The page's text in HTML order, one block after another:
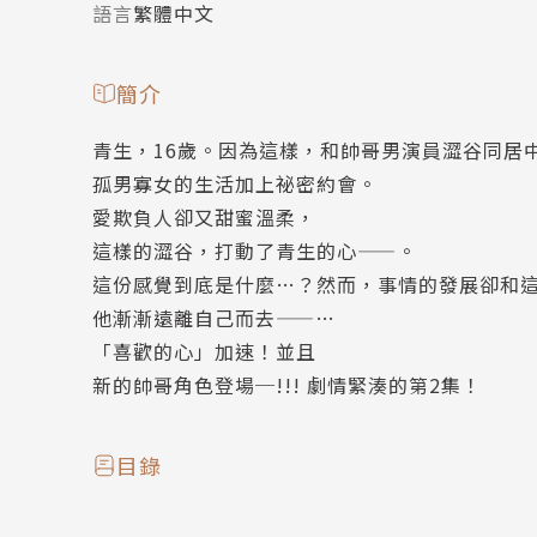
語言繁體中文
簡介
青生，16歲。因為這樣，和帥哥男演員澀谷同居
孤男寡女的生活加上祕密約會。
愛欺負人卻又甜蜜溫柔，
這樣的澀谷，打動了青生的心——。
這份感覺到底是什麼…？然而，事情的發展卻和
他漸漸遠離自己而去——…
「喜歡的心」加速！並且
新的帥哥角色登場─!!! 劇情緊湊的第2集！
目錄